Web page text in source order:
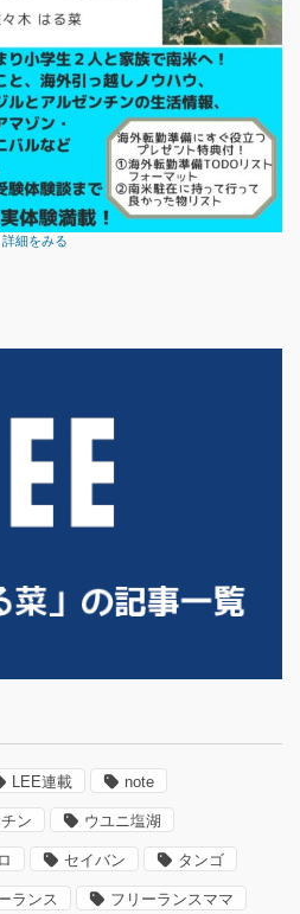
詳細をみる
LEE連載 note
ン ウユニ塩湖
セイバン タンゴ
ランス フリーランスママ